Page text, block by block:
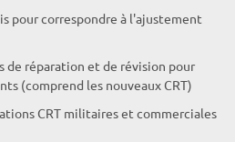
pour correspondre à l'ajustement
de réparation et de révision pour
(comprend les nouveaux CRT)
CRT militaires et commerciales